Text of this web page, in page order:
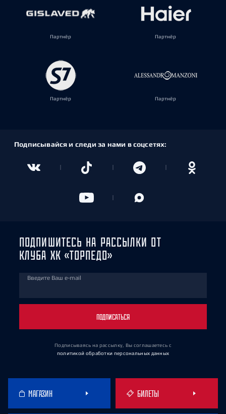
Партнёр Партнёр
Партнёр Партнёр
Подписывайся и следи за нами в соцсетях:
ПОДПИШИТЕСЬ НА РАССЫЛКИ ОТ
КЛУБА ХК «ТОРПЕДО»
Введите Ваш e-mail
ПОДПИСАТЬСЯ
Подписываясь на рассылку, Вы соглашаетесь с
политикой обработки персональных данных
МАГАЗИН БИЛЕТЫ